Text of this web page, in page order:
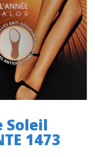
Soleil
1473